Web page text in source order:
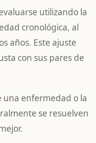
utilizando la
cronológica, al
años. Este ajuste
con sus pares de
una enfermedad o la
se resuelven